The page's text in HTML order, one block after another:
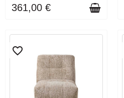
361,00 €
favorite_border